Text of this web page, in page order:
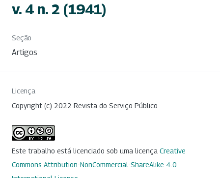
v. 4 n. 2 (1941)
Seção
Artigos
Licença
Copyright (c) 2022 Revista do Serviço Público
Este trabalho está licenciado sob uma licença Creative
Commons Attribution-NonCommercial-ShareAlike 4.0